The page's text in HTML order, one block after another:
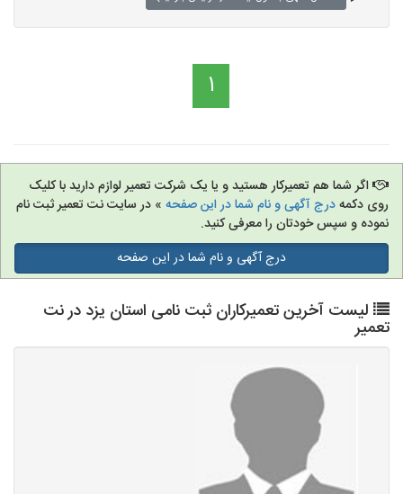
1
اگر شما هم تعمیرکار هستید و یا یک شرکت تعمیر لوازم دارید با کلیک
روی دکمهدرج آگهی و نام شما در این صفحه » در سایت نت تعمیر ثبت نام
نموده و سپس خودتان را معرفی کنید.
درج آگهی و نام شما در این صفحه
لیست آخرین تعمیرکاران ثبت نامی استان یزد در نت
تعمیر